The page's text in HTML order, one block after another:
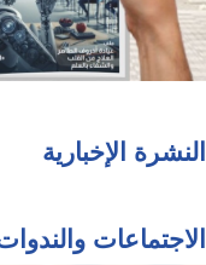
النشرة الإخبارية
الاجتماعات